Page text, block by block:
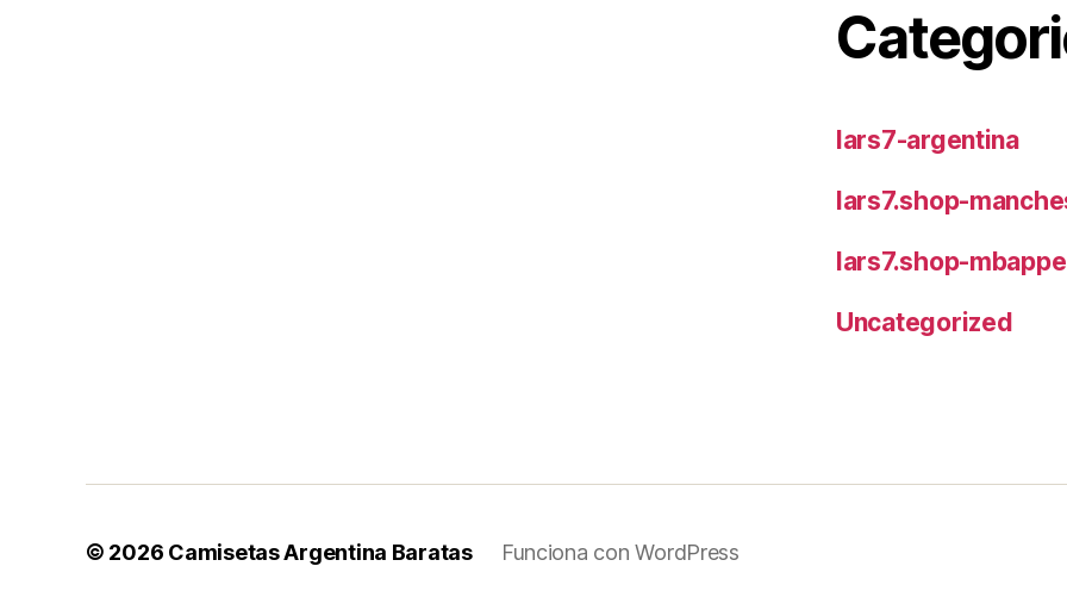
lars7-argentina
lars7.shop-
lars7.shop-mbappe
Uncategorized
© 2026 Camisetas Argentina Baratas Funciona con WordPress